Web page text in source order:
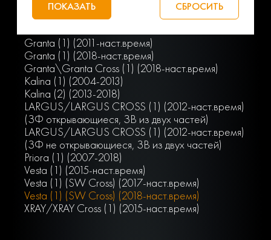
Granta (1) (2011-наст.время)
Granta (1) (2018-наст.время)
Granta\Granta Cross (1) (2018-наст.время)
Kalina (1) (2004-2013)
Kalina (2) (2013-2018)
LARGUS/LARGUS CROSS (1) (2012-наст.время)
(ЗФ открывающиеся, ЗВ из двух частей)
LARGUS/LARGUS CROSS (1) (2012-наст.время)
(ЗФ не открывающиеся, ЗВ из двух частей)
Priora (1) (2007-2018)
Vesta (1) (2015-наст.время)
Vesta (1) (SW Cross) (2017-наст.время)
Vesta (1) (SW Cross) (2018-наст.время)
XRAY/XRAY Cross (1) (2015-наст.время)